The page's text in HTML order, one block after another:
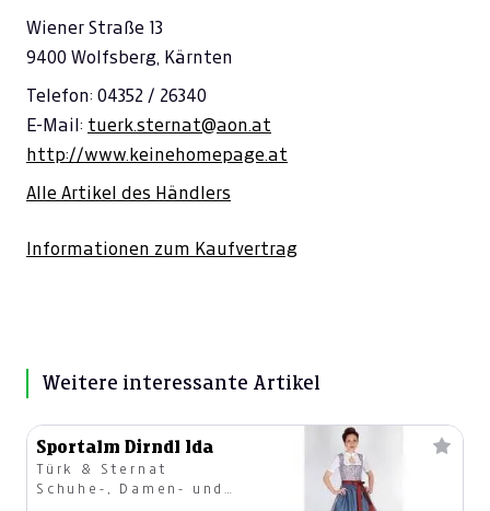
Wiener Straße 13
9400 Wolfsberg, Kärnten
Telefon: 04352 / 26340
E-Mail: tuerk.sternat@aon.at
http://www.keinehomepage.at
Alle Artikel des Händlers
Informationen zum Kaufvertrag
Weitere interessante Artikel
Sportalm Dirndl Ida
Türk & Sternat
Schuhe-, Damen- und